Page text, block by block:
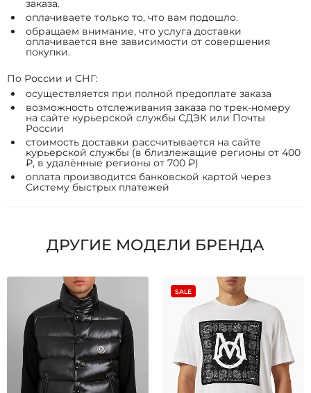
заказа.
оплачиваете только то, что вам подошло.
обращаем внимание, что услуга доставки
оплачивается вне зависимости от совершения
покупки.
По России и СНГ:
осуществляется при полной предоплате заказа
возможность отслеживания заказа по трек-номеру
на сайте курьерской службы СДЭК или Почты
России
стоимость доставки рассчитывается на сайте
курьерской службы (в близлежащие регионы от 400
₽, в удалённые регионы от 700 ₽)
оплата производится банковской картой через
Систему быстрых платежей
ДРУГИЕ МОДЕЛИ БРЕНДА
SALE